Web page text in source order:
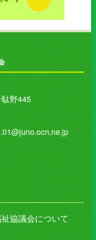
野445
協議会について